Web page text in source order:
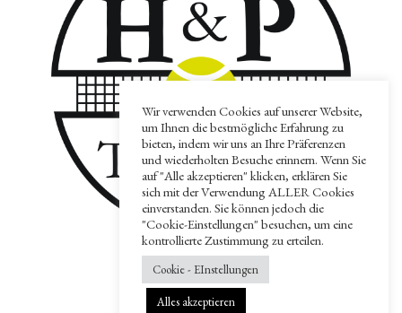
© 2022 H&P Tennis GbR
Wir verwenden Cookies auf unserer Website,
um Ihnen die bestmögliche Erfahrung zu
bieten, indem wir uns an Ihre Präferenzen
und wiederholten Besuche erinnern. Wenn Sie
auf "Alle akzeptieren" klicken, erklären Sie
sich mit der Verwendung ALLER Cookies
einverstanden. Sie können jedoch die
"Cookie-Einstellungen" besuchen, um eine
kontrollierte Zustimmung zu erteilen.
Cookie - EInstellungen
Alles akzeptieren